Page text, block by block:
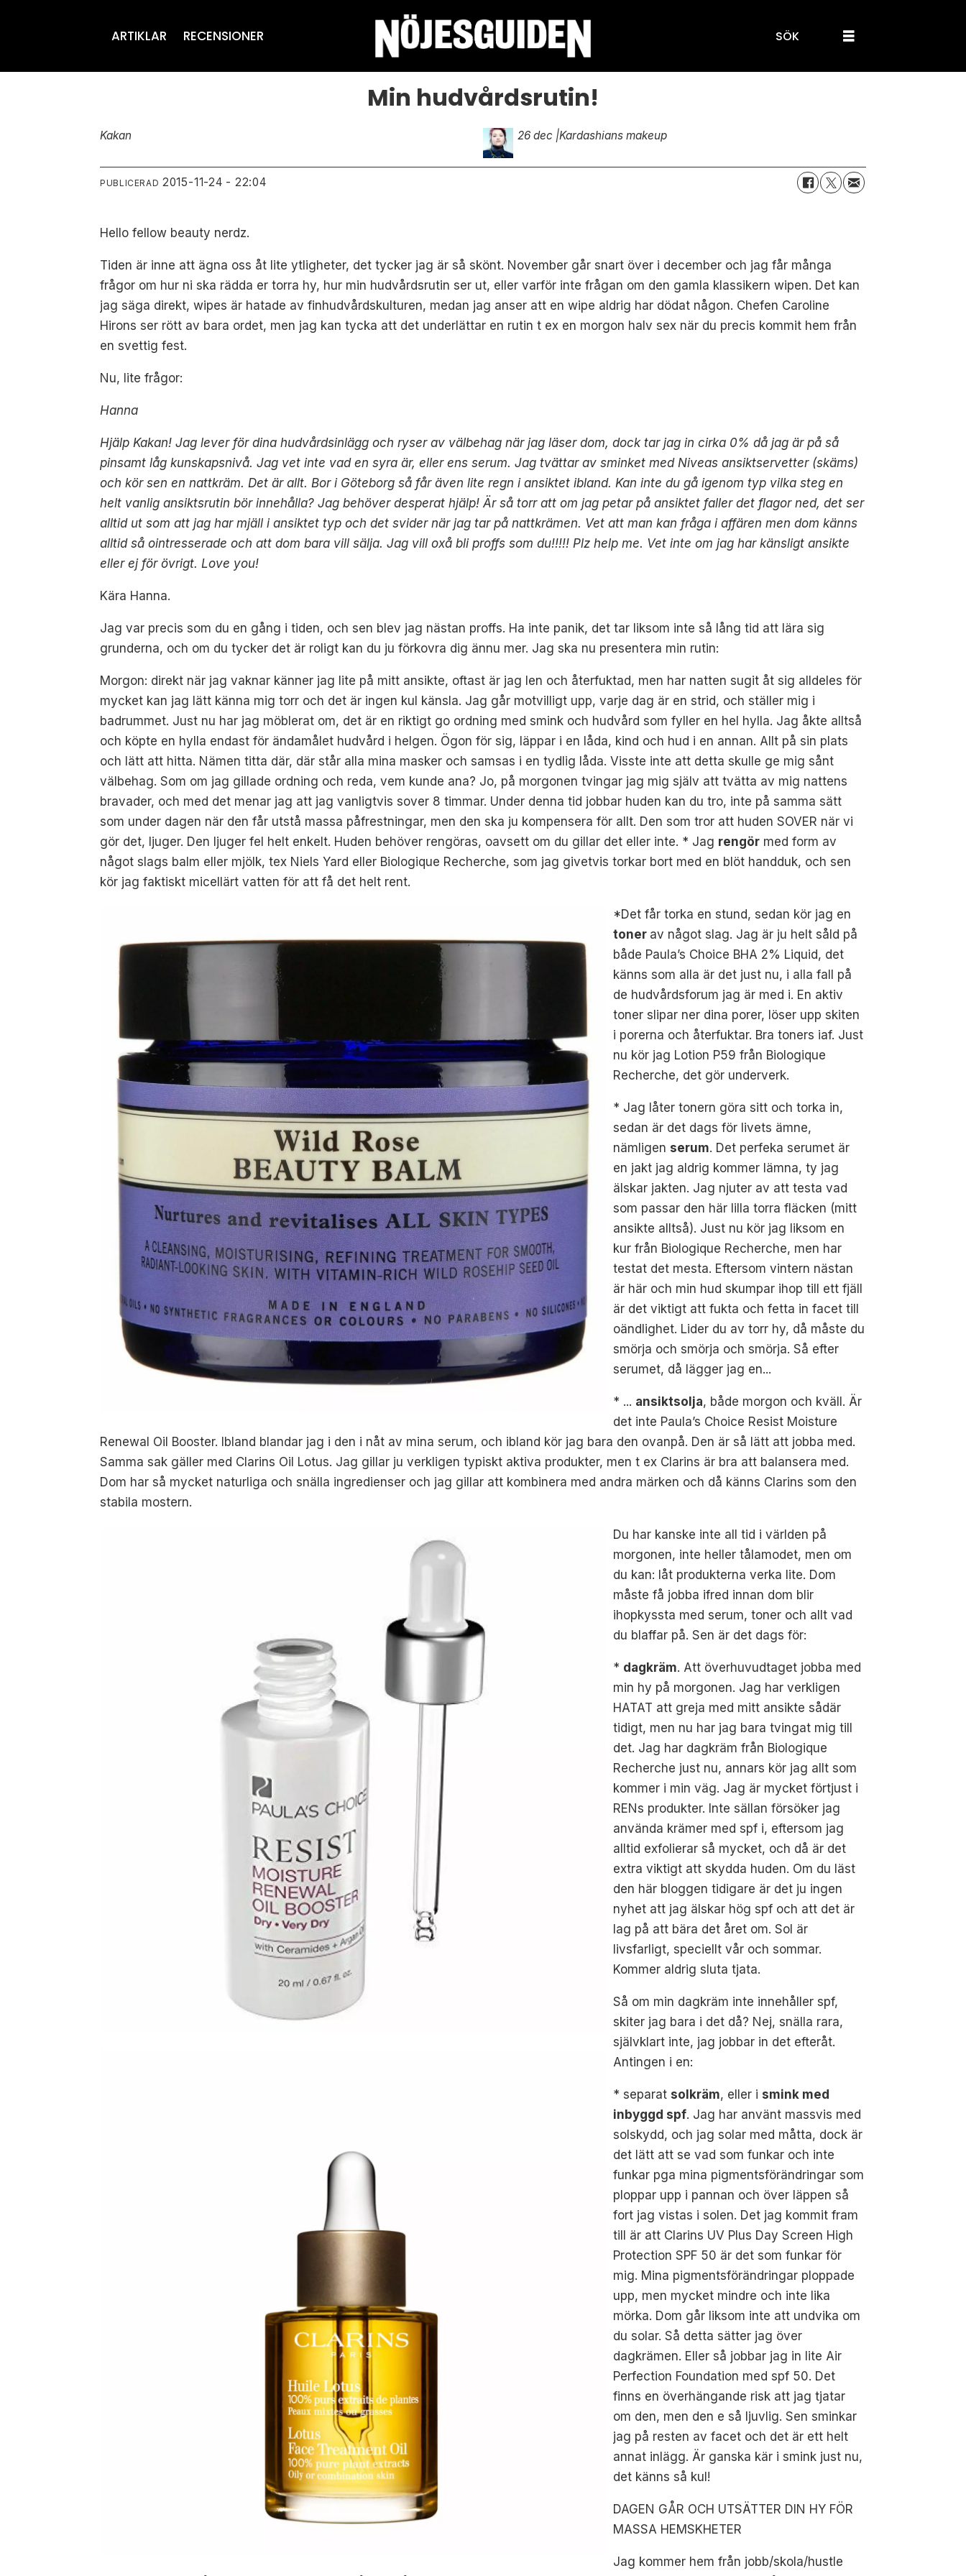
ARTIKLAR RECENSIONER SÖK
Min hudvårdsrutin!
Kakan 26 dec |Kardashians makeup
PUBLICERAD 2015-11-24 - 22:04
Hello fellow beauty nerdz.
Tiden är inne att ägna oss åt lite ytligheter, det tycker jag är så skönt. November går snart över i december och jag får många
frågor om hur ni ska rädda er torra hy, hur min hudvårdsrutin ser ut, eller varför inte frågan om den gamla klassikern wipen. Det kan
jag säga direkt, wipes är hatade av finhudvårdskulturen, medan jag anser att en wipe aldrig har dödat någon. Chefen Caroline
Hirons ser rött av bara ordet, men jag kan tycka att det underlättar en rutin t ex en morgon halv sex när du precis kommit hem från
en svettig fest.
Nu, lite frågor:
Hanna
Hjälp Kakan! Jag lever för dina hudvårdsinlägg och ryser av välbehag när jag läser dom, dock tar jag in cirka 0% då jag är på så
pinsamt låg kunskapsnivå. Jag vet inte vad en syra är, eller ens serum. Jag tvättar av sminket med Niveas ansiktservetter (skäms)
och kör sen en nattkräm. Det är allt. Bor i Göteborg så får även lite regn i ansiktet ibland. Kan inte du gå igenom typ vilka steg en
helt vanlig ansiktsrutin bör innehålla? Jag behöver desperat hjälp! Är så torr att om jag petar på ansiktet faller det flagor ned, det ser
alltid ut som att jag har mjäll i ansiktet typ och det svider när jag tar på nattkrämen. Vet att man kan fråga i affären men dom känns
alltid så ointresserade och att dom bara vill sälja. Jag vill oxå bli proffs som du!!!!! Plz help me. Vet inte om jag har känsligt ansikte
eller ej för övrigt. Love you!
Kära Hanna.
Jag var precis som du en gång i tiden, och sen blev jag nästan proffs. Ha inte panik, det tar liksom inte så lång tid att lära sig
grunderna, och om du tycker det är roligt kan du ju förkovra dig ännu mer. Jag ska nu presentera min rutin:
Morgon: direkt när jag vaknar känner jag lite på mitt ansikte, oftast är jag len och återfuktad, men har natten sugit åt sig alldeles för
mycket kan jag lätt känna mig torr och det är ingen kul känsla. Jag går motvilligt upp, varje dag är en strid, och ställer mig i
badrummet. Just nu har jag möblerat om, det är en riktigt go ordning med smink och hudvård som fyller en hel hylla. Jag åkte alltså
och köpte en hylla endast för ändamålet hudvård i helgen. Ögon för sig, läppar i en låda, kind och hud i en annan. Allt på sin plats
och lätt att hitta. Nämen titta där, där står alla mina masker och samsas i en tydlig låda. Visste inte att detta skulle ge mig sånt
välbehag. Som om jag gillade ordning och reda, vem kunde ana? Jo, på morgonen tvingar jag mig själv att tvätta av mig nattens
bravader, och med det menar jag att jag vanligtvis sover 8 timmar. Under denna tid jobbar huden kan du tro, inte på samma sätt
som under dagen när den får utstå massa påfrestningar, men den ska ju kompensera för allt. Den som tror att huden SOVER när vi
gör det, ljuger. Den ljuger fel helt enkelt. Huden behöver rengöras, oavsett om du gillar det eller inte. * Jag rengör med form av
något slags balm eller mjölk, tex Niels Yard eller Biologique Recherche, som jag givetvis torkar bort med en blöt handduk, och sen
kör jag faktiskt micellärt vatten för att få det helt rent.
*Det får torka en stund, sedan kör jag en
toner av något slag. Jag är ju helt såld på
både Paula’s Choice BHA 2% Liquid, det
känns som alla är det just nu, i alla fall på
de hudvårdsforum jag är med i. En aktiv
toner slipar ner dina porer, löser upp skiten
i porerna och återfuktar. Bra toners iaf. Just
nu kör jag Lotion P59 från Biologique
Recherche, det gör underverk.
* Jag låter tonern göra sitt och torka in,
sedan är det dags för livets ämne,
nämligen serum. Det perfeka serumet är
en jakt jag aldrig kommer lämna, ty jag
älskar jakten. Jag njuter av att testa vad
som passar den här lilla torra fläcken (mitt
ansikte alltså). Just nu kör jag liksom en
kur från Biologique Recherche, men har
testat det mesta. Eftersom vintern nästan
är här och min hud skumpar ihop till ett fjäll
är det viktigt att fukta och fetta in facet till
oändlighet. Lider du av torr hy, då måste du
smörja och smörja och smörja. Så efter
serumet, då lägger jag en...
* ... ansiktsolja, både morgon och kväll. Är
det inte Paula’s Choice Resist Moisture
Renewal Oil Booster. Ibland blandar jag i den i nåt av mina serum, och ibland kör jag bara den ovanpå. Den är så lätt att jobba med.
Samma sak gäller med Clarins Oil Lotus. Jag gillar ju verkligen typiskt aktiva produkter, men t ex Clarins är bra att balansera med.
Dom har så mycket naturliga och snälla ingredienser och jag gillar att kombinera med andra märken och då känns Clarins som den
stabila mostern.
Du har kanske inte all tid i världen på
morgonen, inte heller tålamodet, men om
du kan: låt produkterna verka lite. Dom
måste få jobba ifred innan dom blir
ihopkyssta med serum, toner och allt vad
du blaffar på. Sen är det dags för:
* dagkräm. Att överhuvudtaget jobba med
min hy på morgonen. Jag har verkligen
HATAT att greja med mitt ansikte sådär
tidigt, men nu har jag bara tvingat mig till
det. Jag har dagkräm från Biologique
Recherche just nu, annars kör jag allt som
kommer i min väg. Jag är mycket förtjust i
RENs produkter. Inte sällan försöker jag
använda krämer med spf i, eftersom jag
alltid exfolierar så mycket, och då är det
extra viktigt att skydda huden. Om du läst
den här bloggen tidigare är det ju ingen
nyhet att jag älskar hög spf och att det är
lag på att bära det året om. Sol är
livsfarligt, speciellt vår och sommar.
Kommer aldrig sluta tjata.
Så om min dagkräm inte innehåller spf,
skiter jag bara i det då? Nej, snälla rara,
självklart inte, jag jobbar in det efteråt.
Antingen i en:
* separat solkräm, eller i smink med
inbyggd spf. Jag har använt massvis med
solskydd, och jag solar med måtta, dock är
det lätt att se vad som funkar och inte
funkar pga mina pigmentsförändringar som
ploppar upp i pannan och över läppen så
fort jag vistas i solen. Det jag kommit fram
till är att Clarins UV Plus Day Screen High
Protection SPF 50 är det som funkar för
mig. Mina pigmentsförändringar ploppade
upp, men mycket mindre och inte lika
mörka. Dom går liksom inte att undvika om
du solar. Så detta sätter jag över
dagkrämen. Eller så jobbar jag in lite Air
Perfection Foundation med spf 50. Det
finns en överhängande risk att jag tjatar
om den, men den e så ljuvlig. Sen sminkar
jag på resten av facet och det är ett helt
annat inlägg. Är ganska kär i smink just nu,
det känns så kul!
DAGEN GÅR OCH UTSÄTTER DIN HY FÖR
MASSA HEMSKHETER
Jag kommer hem från jobb/skola/hustle